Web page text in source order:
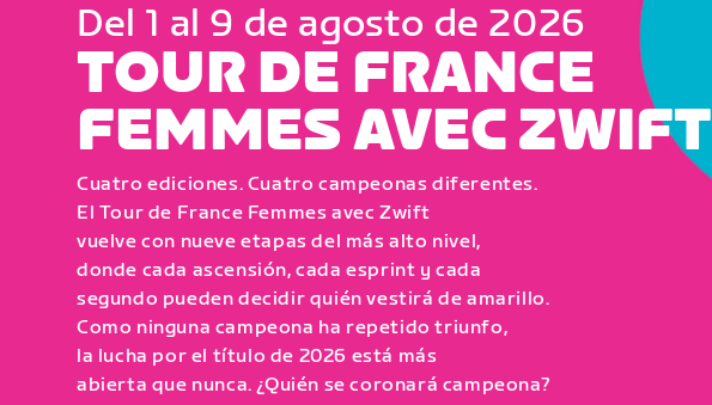
Del 1 al 9 de agosto de 2026
TOUR DE FRANCE
FEMMES AVEC ZWIFT
Cuatro ediciones. Cuatro campeonas diferentes.
El Tour de France Femmes avec Zwift
vuelve con nueve etapas del más alto nivel,
donde cada ascensión, cada esprint y cada
segundo pueden decidir quién vestirá de amarillo.
Como ninguna campeona ha repetido triunfo,
la lucha por el título de 2026 está más
abierta que nunca. ¿Quién se coronará campeona?